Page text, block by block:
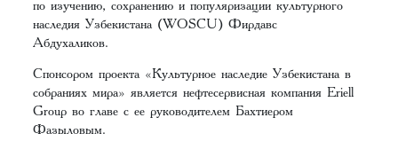
по изучению, сохранению и популяризации культурного
наследия Узбекистана (WOSCU) Фирдавс
Абдухаликов.
Спонсором проекта «Культурное наследие Узбекистана в
собраниях мира» является нефтесервисная компания Eriell
Group во главе с ее руководителем Бахтиером
Фазыловым.